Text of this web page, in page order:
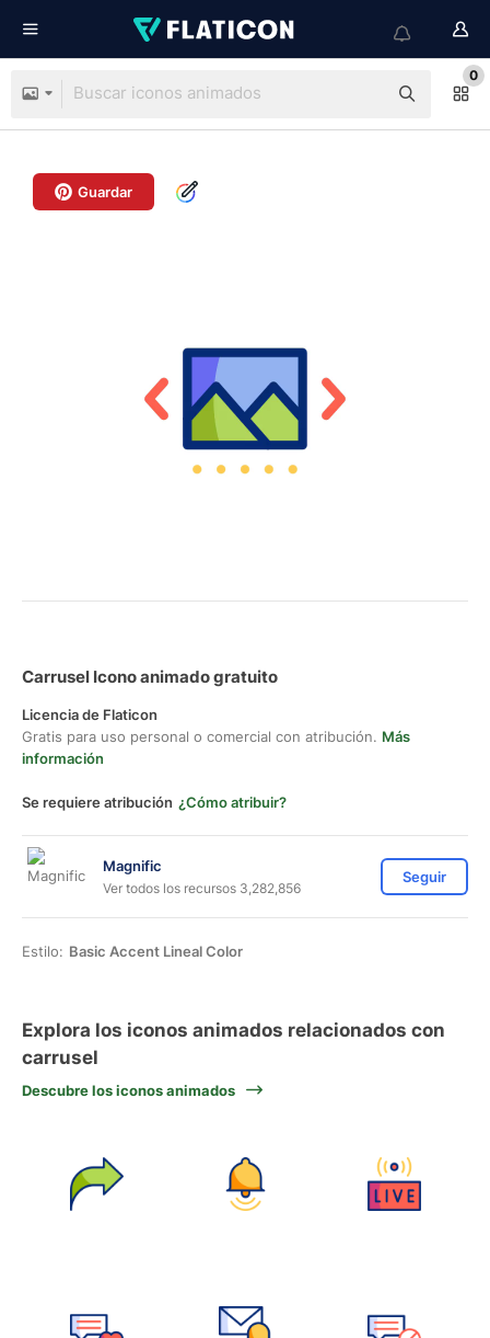
0
Guardar
Carrusel Icono animado gratuito
Licencia de Flaticon
Gratis para uso personal o comercial con atribución. Más
información
Se requiere atribución ¿Cómo atribuir?
Magnific
Ver todos los recursos 3,282,856
Seguir
Estilo: Basic Accent Lineal Color
Explora los iconos animados relacionados con
carrusel
Descubre los iconos animados